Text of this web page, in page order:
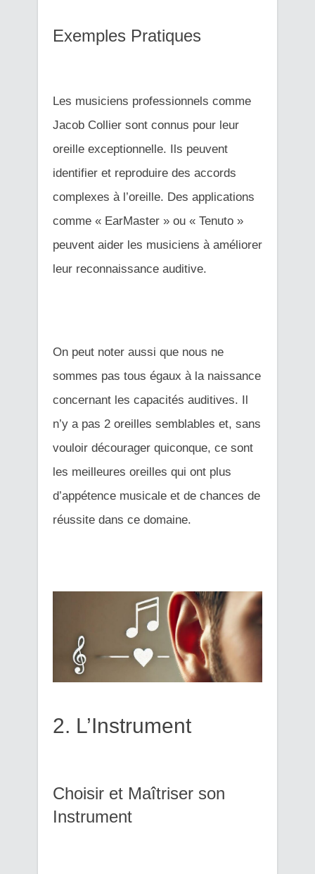
Exemples Pratiques
Les musiciens professionnels comme
Jacob Collier sont connus pour leur
oreille exceptionnelle. Ils peuvent
identifier et reproduire des accords
complexes à l’oreille. Des applications
comme « EarMaster » ou « Tenuto »
peuvent aider les musiciens à améliorer
leur reconnaissance auditive.
On peut noter aussi que nous ne
sommes pas tous égaux à la naissance
concernant les capacités auditives. Il
n’y a pas 2 oreilles semblables et, sans
vouloir décourager quiconque, ce sont
les meilleures oreilles qui ont plus
d’appétence musicale et de chances de
réussite dans ce domaine.
2. L’Instrument
Choisir et Maîtriser son
Instrument